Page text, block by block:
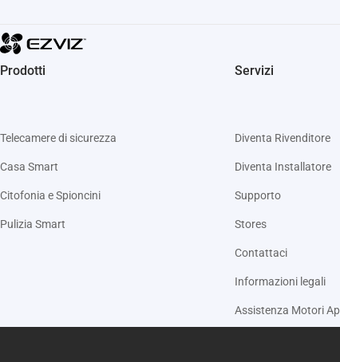
Prodotti
Telecamere di sicurezza
Casa Smart
Citofonia e Spioncini
Pulizia Smart
Servizi
Diventa Rivenditore
Diventa Installatore
Supporto
Stores
Contattaci
Informazioni legali
Assistenza Motori